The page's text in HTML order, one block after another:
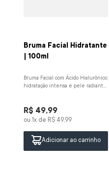
Bruma Facial Hidratante
| 100ml
Bruma Facial com Ácido Hialurônico:
hidratação intensa e pele radiante!
R$ 49,99
ou 1x de R$ 49,99
Adicionar ao carrinho